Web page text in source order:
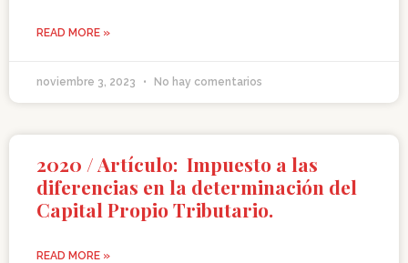
READ MORE »
noviembre 3, 2023 No hay comentarios
2020 / Artículo: Impuesto a las
diferencias en la determinación del
Capital Propio Tributario.
READ MORE »